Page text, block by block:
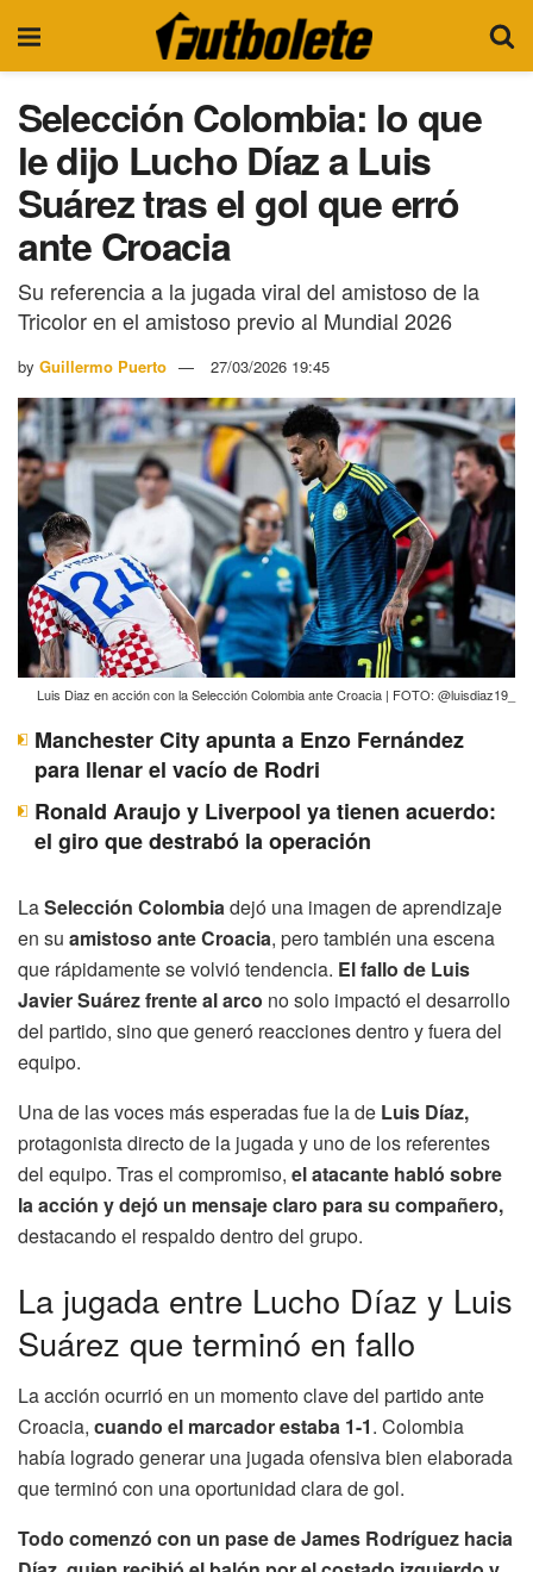
Selección Colombia: lo que
le dijo Lucho Díaz a Luis
Suárez tras el gol que erró
ante Croacia
Su referencia a la jugada viral del amistoso de la
Tricolor en el amistoso previo al Mundial 2026
by Guillermo Puerto 27/03/2026 19:45
Luis Diaz en acción con la Selección Colombia ante Croacia | FOTO: @luisdiaz19_
Manchester City apunta a Enzo Fernández
para llenar el vacío de Rodri
Ronald Araujo y Liverpool ya tienen acuerdo:
el giro que destrabó la operación
LaSelección Colombiadejó una imagen de aprendizaje
en su amistoso ante Croacia, pero también una escena
que rápidamente se volvió tendencia. El fallo de Luis
Javier Suárez frente al arco no solo impactó el desarrollo
del partido, sino que generó reacciones dentro y fuera del
equipo.
Una de las voces más esperadas fue la de Luis Díaz,
protagonista directo de la jugada y uno de los referentes
del equipo. Tras el compromiso, el atacante habló sobre
la acción y dejó un mensaje claro para su compañero,
destacando el respaldo dentro del grupo.
La jugada entre Lucho Díaz y Luis
Suárez que terminó en fallo
La acción ocurrió en un momento clave del partido ante
Croacia, cuando el marcador estaba 1-1. Colombia
había logrado generar una jugada ofensiva bien elaborada
que terminó con una oportunidad clara de gol.
Todo comenzó con un pase de James Rodríguez hacia